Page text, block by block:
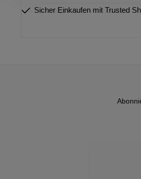
Sicher Einkaufen mit Trusted